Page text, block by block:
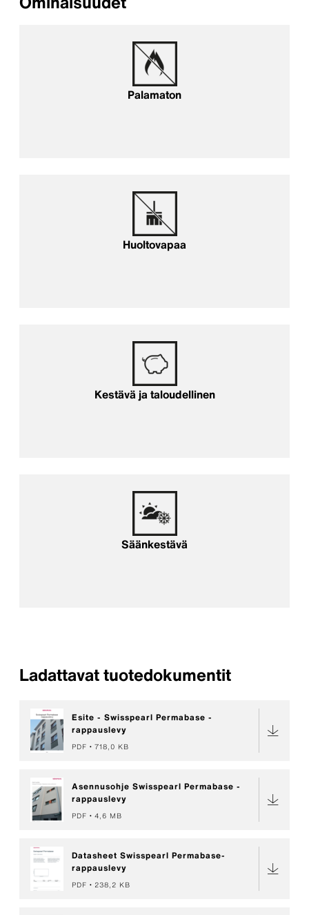
Palamaton
Huoltovapaa
Kestävä ja taloudellinen
Säänkestävä
Ladattavat tuotedokumentit
Esite - Swisspearl Permabase -
rappauslevy
PDF 718,0 KB
Asennusohje Swisspearl Permabase -
rappauslevy
PDF 4,6 MB
Datasheet Swisspearl Permabase-
rappauslevy
PDF 238,2 KB